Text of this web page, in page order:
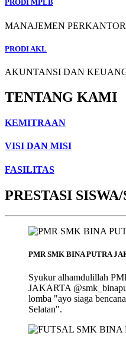
PRODI MPLB
MANAJEMEN
PRODI AKL
AKUNTANSI DAN
TENTANG KAMI
KEMITRAAN
VISI DAN MISI
FASILITAS
PRESTASI
PMR SMK BINA PUTRA
Syukur alhamdulillah
JAKARTA
lomba "ayo siaga
Selatan".